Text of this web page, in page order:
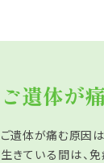
ご遺体が
ご遺体が痛む原因は
生きている間は、